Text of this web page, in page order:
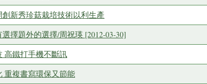
新秀珍菇栽培技術以利生產
擇題外的選擇/周祝瑛 [2012-03-30]
高鐵打手機不斷訊
重複書寫環保又節能